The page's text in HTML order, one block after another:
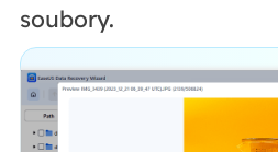
soubory.